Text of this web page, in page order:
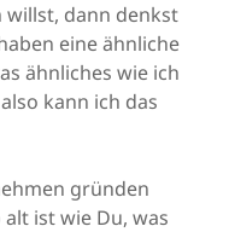
willst, dann denkst
eine ähnliche
ähnliches wie ich
kann ich das
gründen
ist wie Du, was